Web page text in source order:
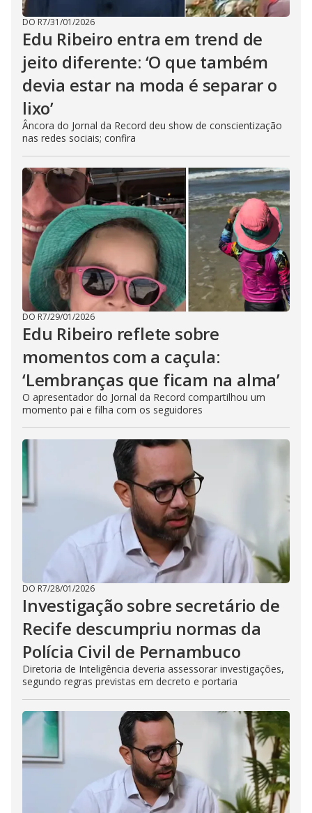
DO R7/31/01/2026
Edu Ribeiro entra em trend de
jeito diferente: ‘O que também
devia estar na moda é separar o
lixo’
Âncora do Jornal da Record deu show de conscientização
nas redes sociais; confira
DO R7/29/01/2026
Edu Ribeiro reflete sobre
momentos com a caçula:
‘Lembranças que ficam na alma’
O apresentador do Jornal da Record compartilhou um
momento pai e filha com os seguidores
DO R7/28/01/2026
Investigação sobre secretário de
Recife descumpriu normas da
Polícia Civil de Pernambuco
Diretoria de Inteligência deveria assessorar investigações,
segundo regras previstas em decreto e portaria